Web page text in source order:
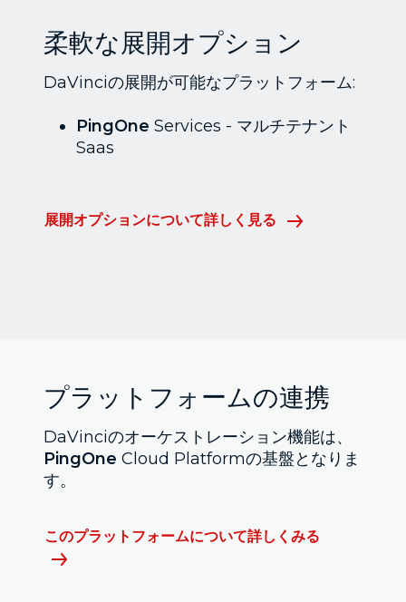
柔軟な展開オプション
DaVinciの展開が可能なプラットフォーム:
PingOne Services - マルチテナント
Saas
展開オプションについて詳しく見る
プラットフォームの連携
DaVinciのオーケストレーション機能は、
PingOne Cloud Platformの基盤となりま
す。
このプラットフォームについて詳しくみる